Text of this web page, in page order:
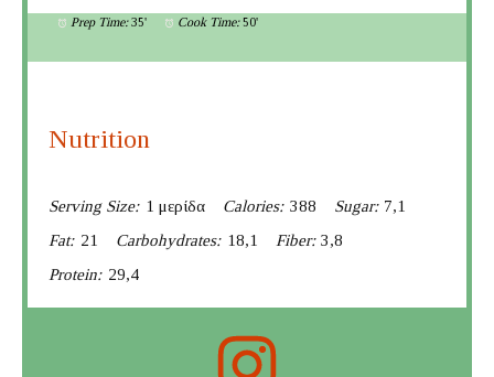
Prep Time: 35' Cook Time: 50'
Nutrition
Serving Size: 1 μερίδα Calories: 388 Sugar: 7,1
Fat: 21 Carbohydrates: 18,1 Fiber: 3,8
Protein: 29,4